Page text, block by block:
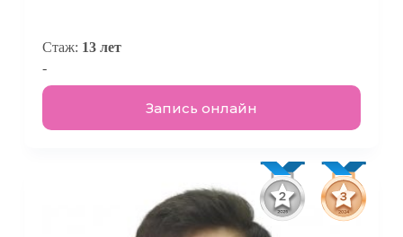
Стаж: 13 лет
-
Запись онлайн